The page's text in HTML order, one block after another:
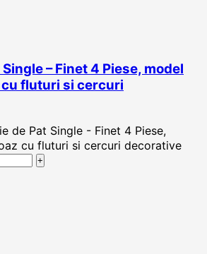
– Finet 4 Piese, model
fluturi si cercuri
de Pat Single - Finet 4 Piese,
cu fluturi si cercuri decorative